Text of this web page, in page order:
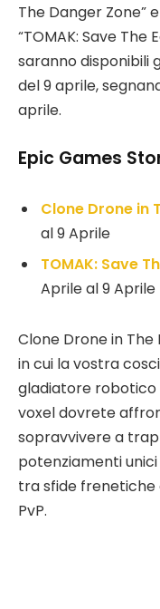
The Danger Zone”
“TOMAK: Save The
saranno disponibili
del 9 aprile,
aprile.
Epic Games
Clone Drone in
al 9 Aprile
TOMAK: Save
Aprile al 9 Aprile
Clone Drone in
in cui la vostra
gladiatore robotico
voxel dovrete
sopravvivere a
potenziamenti
tra sfide frenetiche
PvP.